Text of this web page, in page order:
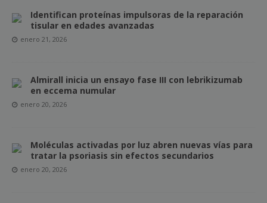
Identifican proteínas impulsoras de la reparación
tisular en edades avanzadas
enero 21, 2026
Almirall inicia un ensayo fase III con lebrikizumab
en eccema numular
enero 20, 2026
Moléculas activadas por luz abren nuevas vías para
tratar la psoriasis sin efectos secundarios
enero 20, 2026